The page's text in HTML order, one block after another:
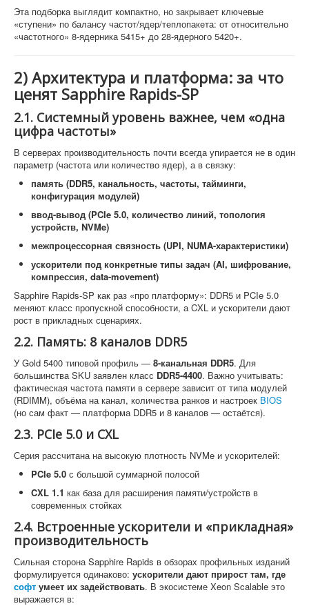
Эта подборка выглядит компактно, но закрывает ключевые
«ступени» по балансу частот/ядер/теплопакета: от относительно
«частотного» 8-ядерника 5415+ до 28-ядерного 5420+.
2) Архитектура и платформа: за что
ценят Sapphire Rapids-SP
2.1. Системный уровень важнее, чем «одна
цифра частоты»
В серверах производительность почти всегда упирается не в один
параметр (частота или количество ядер), а в связку:
память (DDR5, канальность, частоты, тайминги,
конфигурация модулей)
ввод-вывод (PCIe 5.0, количество линий, топология
устройств, NVMe)
межпроцессорная связность (UPI, NUMA-характеристики)
ускорители под конкретные типы задач (AI, шифрование,
компрессия, data-movement)
Sapphire Rapids-SP как раз «про платформу»: DDR5 и PCIe 5.0
меняют класс пропускной способности, а CXL и ускорители дают
рост в прикладных сценариях.
2.2. Память: 8 каналов DDR5
У Gold 5400 типовой профиль — 8-канальная DDR5. Для
большинства SKU заявлен класс DDR5-4400. Важно учитывать:
фактическая частота памяти в сервере зависит от типа модулей
(RDIMM), объёма на канал, количества ранков и настроек BIOS
(но сам факт — платформа DDR5 и 8 каналов — остаётся).
2.3. PCIe 5.0 и CXL
Серия рассчитана на высокую плотность NVMe и ускорителей:
PCIe 5.0 с большой суммарной полосой
CXL 1.1 как база для расширения памяти/устройств в
современных стойках
2.4. Встроенные ускорители и «прикладная»
производительность
Сильная сторона Sapphire Rapids в обзорах профильных изданий
формулируется одинаково: ускорители дают прирост там, где
софт умеет их задействовать. В экосистеме Xeon Scalable это
выражается в: